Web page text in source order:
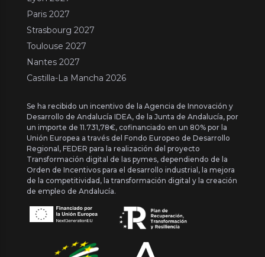
Paris 2027
Strasbourg 2027
Toulouse 2027
Nantes 2027
Castilla-La Mancha 2026
Se ha recibido un incentivo de la Agencia de Innovación y
Desarrollo de Andalucía IDEA, de la Junta de Andalucía, por
un importe de 11.731,78€, cofinanciado en un 80% por la
Unión Europea a través del Fondo Europeo de Desarrollo
Regional, FEDER para la realización del proyecto
Transformación digital de las pymes, dependiendo de la
Orden de Incentivos para el desarrollo industrial, la mejora
de la competitividad, la transformación digital y la creación
de empleo de Andalucía.